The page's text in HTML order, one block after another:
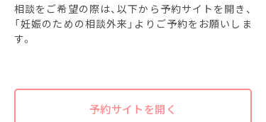
相談をご希望の際は、以下から予約サイトを開き、
「妊娠のための相談外来」よりご予約をお願いしま
す。
予約サイトを開く